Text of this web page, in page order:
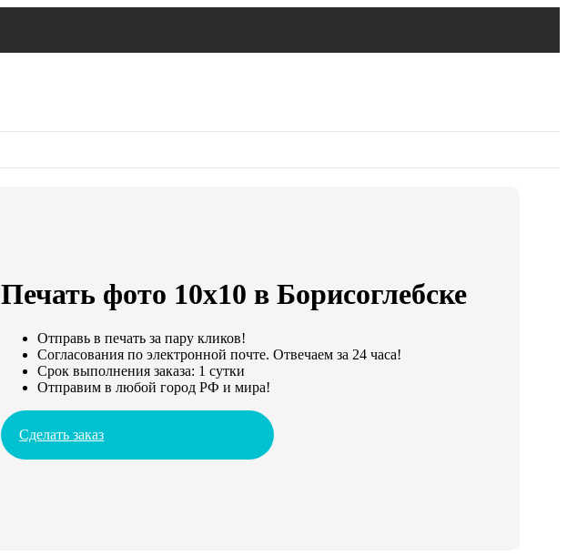
Печать фото 10х10 в Борисоглебске
Отправь в печать за пару кликов!
Согласования по электронной почте. Отвечаем за 24 часа!
Срок выполнения заказа: 1 сутки
Отправим в любой город РФ и мира!
Сделать заказ